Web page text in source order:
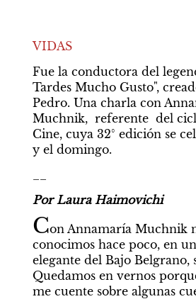
VIDAS
Fue la conductora del
Tardes Mucho Gusto",
Pedro. Una charla con
Muchnik,  referente  del
Cine, cuya 32° edición se
y el domingo.
Por Laura Haimovichi
Con Annamaría Muchnik
conocimos hace poco, en
elegante del Bajo Belgrano,
Quedamos en vernos
me cuente sobre algunas